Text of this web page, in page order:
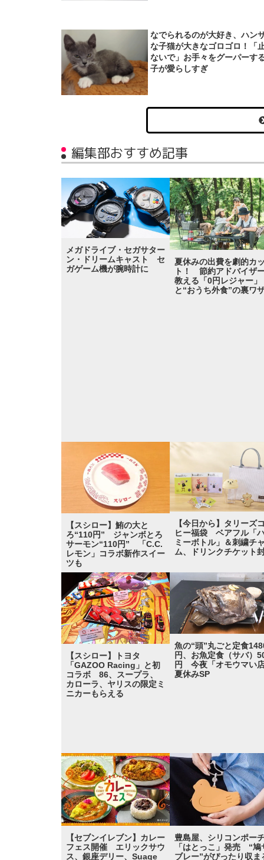
なでられるのが大好き、ハン
な子猫が大きなゴロゴロ！「
ないで」お手々をグーパーす
子が愛らしすぎ
編集部おすすめ記事
メガドライブ・セガサター
ン・ドリームキャスト セ
ガゲーム機が腕時計に
夏休みの出費を劇的カ
ト！ 節約アドバイザ
教える「0円レジャー」
と“おうち外食”の裏ワ
【スシロー】鮪の大と
ろ“110円” ジャンボとろ
サーモン“110円” 「C.C.
レモン」コラボ新作スイー
ツも
【今日から】タリーズ
ヒー福袋 ベアフル「
ミーボトル」＆刺繍チ
ム、ドリンクチケット
【スシロー】トヨタ
「GAZOO Racing」と初
コラボ 86、スープラ、
カローラ、ヤリスの限定ミ
ニカーもらえる
魚の“頭”丸ごと定食
円、お魚定食（サバ）
円 今夜「オモウマい
夏休みSP
【セブンイレブン】カレー
フェス開催 エリックサウ
ス、銀座デリー、Suage
豊島屋、シリコンポー
「はとっこ」発売 “鳩
ブレー”がぴったり収ま